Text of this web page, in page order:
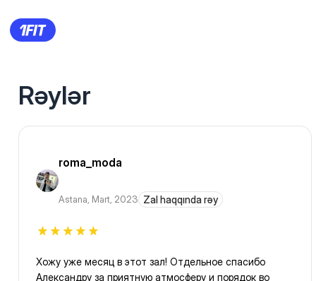
Rəylər
roma_moda
Astana, Mart, 2023 Zal haqqında rəy
Хожу уже месяц в этот зал! Отдельное спасибо
Александру за приятную атмосферу и порядок во